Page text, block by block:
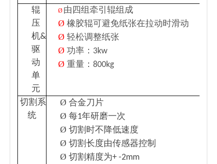
辊
压
机&
驱
动
单
元
Ø 由四组牵引辊组成
Ø 橡胶辊可避免纸张在拉动时滑动
Ø 轻松调整纸张
Ø 功率：3kw
Ø 重量：800kg
切割系
统
Ø 合金刀片
Ø 每1年研磨一次
Ø 切割时不降低速度
Ø 切割长度由传感器控制
Ø 切割精度为+ -2mm